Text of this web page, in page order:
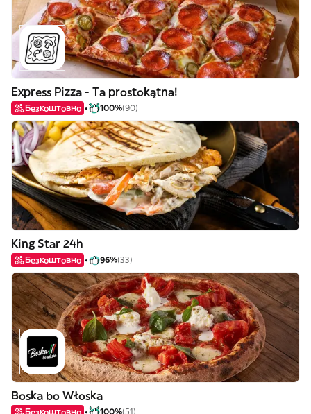
Express Pizza - Ta prostokątna!
Безкоштовно 100%(90)
King Star 24h
Безкоштовно 96%(33)
Boska bo Włoska
Безкоштовно 100%(51)